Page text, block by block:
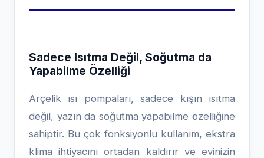
Sadece Isıtma Değil, Soğutma da
Yapabilme Özelliği
Arçelik ısı pompaları, sadece kışın ısıtma
değil, yazın da soğutma yapabilme özelliğine
sahiptir. Bu çok fonksiyonlu kullanım, ekstra
klima ihtiyacını ortadan kaldırır ve evinizin